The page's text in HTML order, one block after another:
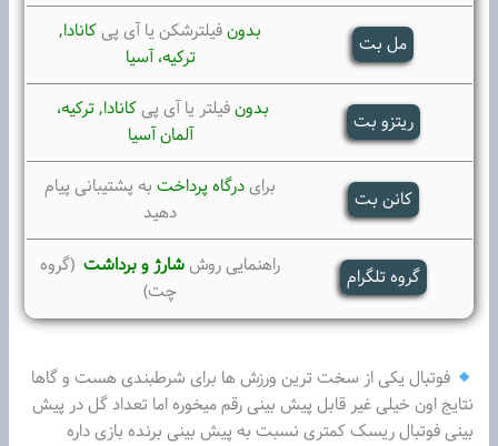
مل بت
بدونفیلترشکن یا آی پیکانادا,
ترکیه، آسیا
ریتزو بت
بدونفیلتر یا آی پیکانادا, ترکیه،
آلمان آسیا
کانن بت
برایدرگاه پرداختبه پشتیبانی پیام
دهید
گروه تلگرام راهنمایی روششارژ و برداشت (گروه
چت)
فوتبال یکی از سخت ترین ورزش ها برای شرطبندی هست و گاها
نتایج اون خیلی غیر قابل پیش بینی رقم میخوره اما تعداد گل در پیش
بینی فوتبال ریسک کمتری نسبت به پیش بینی برنده بازی داره